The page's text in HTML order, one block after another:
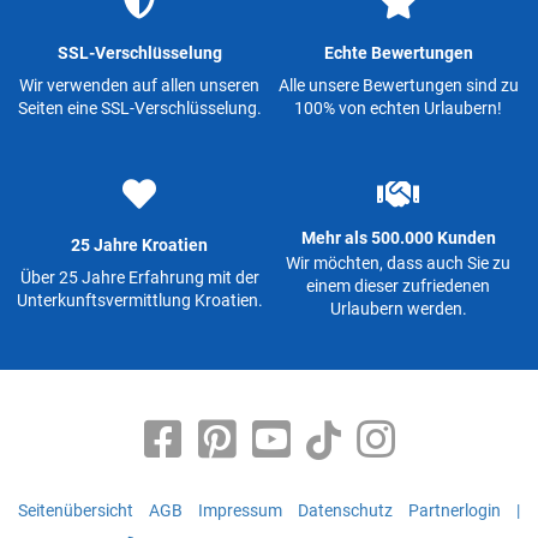
SSL-Verschlüsselung
Wir verwenden auf allen unseren
Seiten eine SSL-Verschlüsselung.
Echte Bewertungen
Alle unsere Bewertungen sind zu
100% von echten Urlaubern!
25 Jahre Kroatien
Über 25 Jahre Erfahrung mit der
Unterkunftsvermittlung Kroatien.
Mehr als 500.000 Kunden
Wir möchten, dass auch Sie zu
einem dieser zufriedenen
Urlaubern werden.
Seitenübersicht AGB Impressum Datenschutz Partnerlogin
|